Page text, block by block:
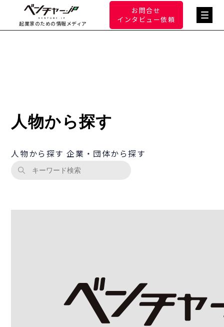
起業家のための情報メディア
お問合せ
インタビュー依頼
人物から探す
人物から探す 企業・団体から探す